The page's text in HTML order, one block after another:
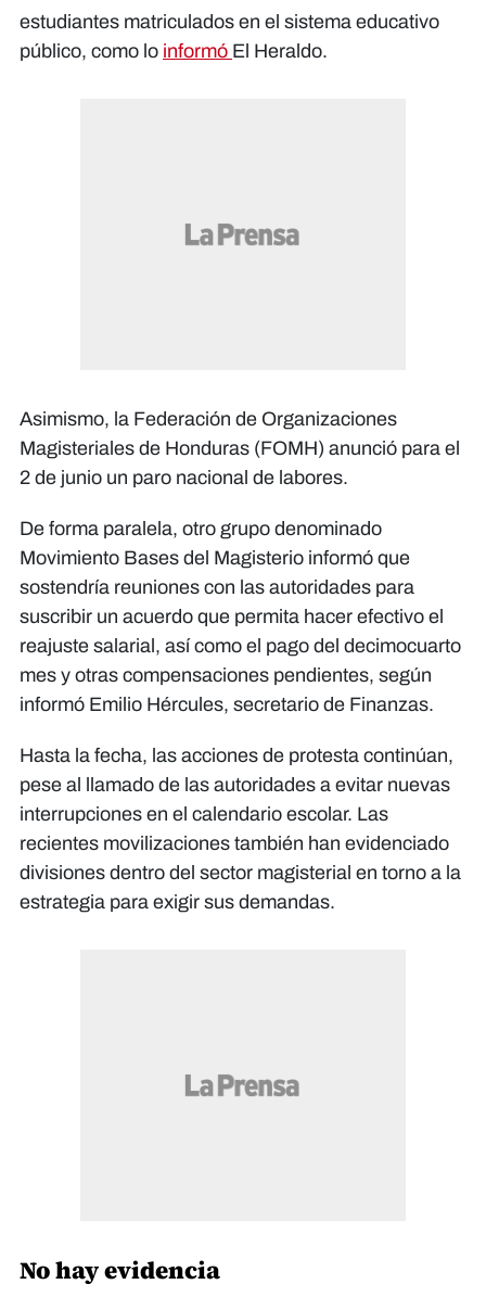
estudiantes matriculados en el sistema educativo
público, como lo informó El Heraldo.
Asimismo, la Federación de Organizaciones
Magisteriales de Honduras (FOMH) anunció para el
2 de junio un paro nacional de labores.
De forma paralela, otro grupo denominado
Movimiento Bases del Magisterio informó que
sostendría reuniones con las autoridades para
suscribir un acuerdo que permita hacer efectivo el
reajuste salarial, así como el pago del decimocuarto
mes y otras compensaciones pendientes, según
informó Emilio Hércules, secretario de Finanzas.
Hasta la fecha, las acciones de protesta continúan,
pese al llamado de las autoridades a evitar nuevas
interrupciones en el calendario escolar. Las
recientes movilizaciones también han evidenciado
divisiones dentro del sector magisterial en torno a la
estrategia para exigir sus demandas.
No hay evidencia